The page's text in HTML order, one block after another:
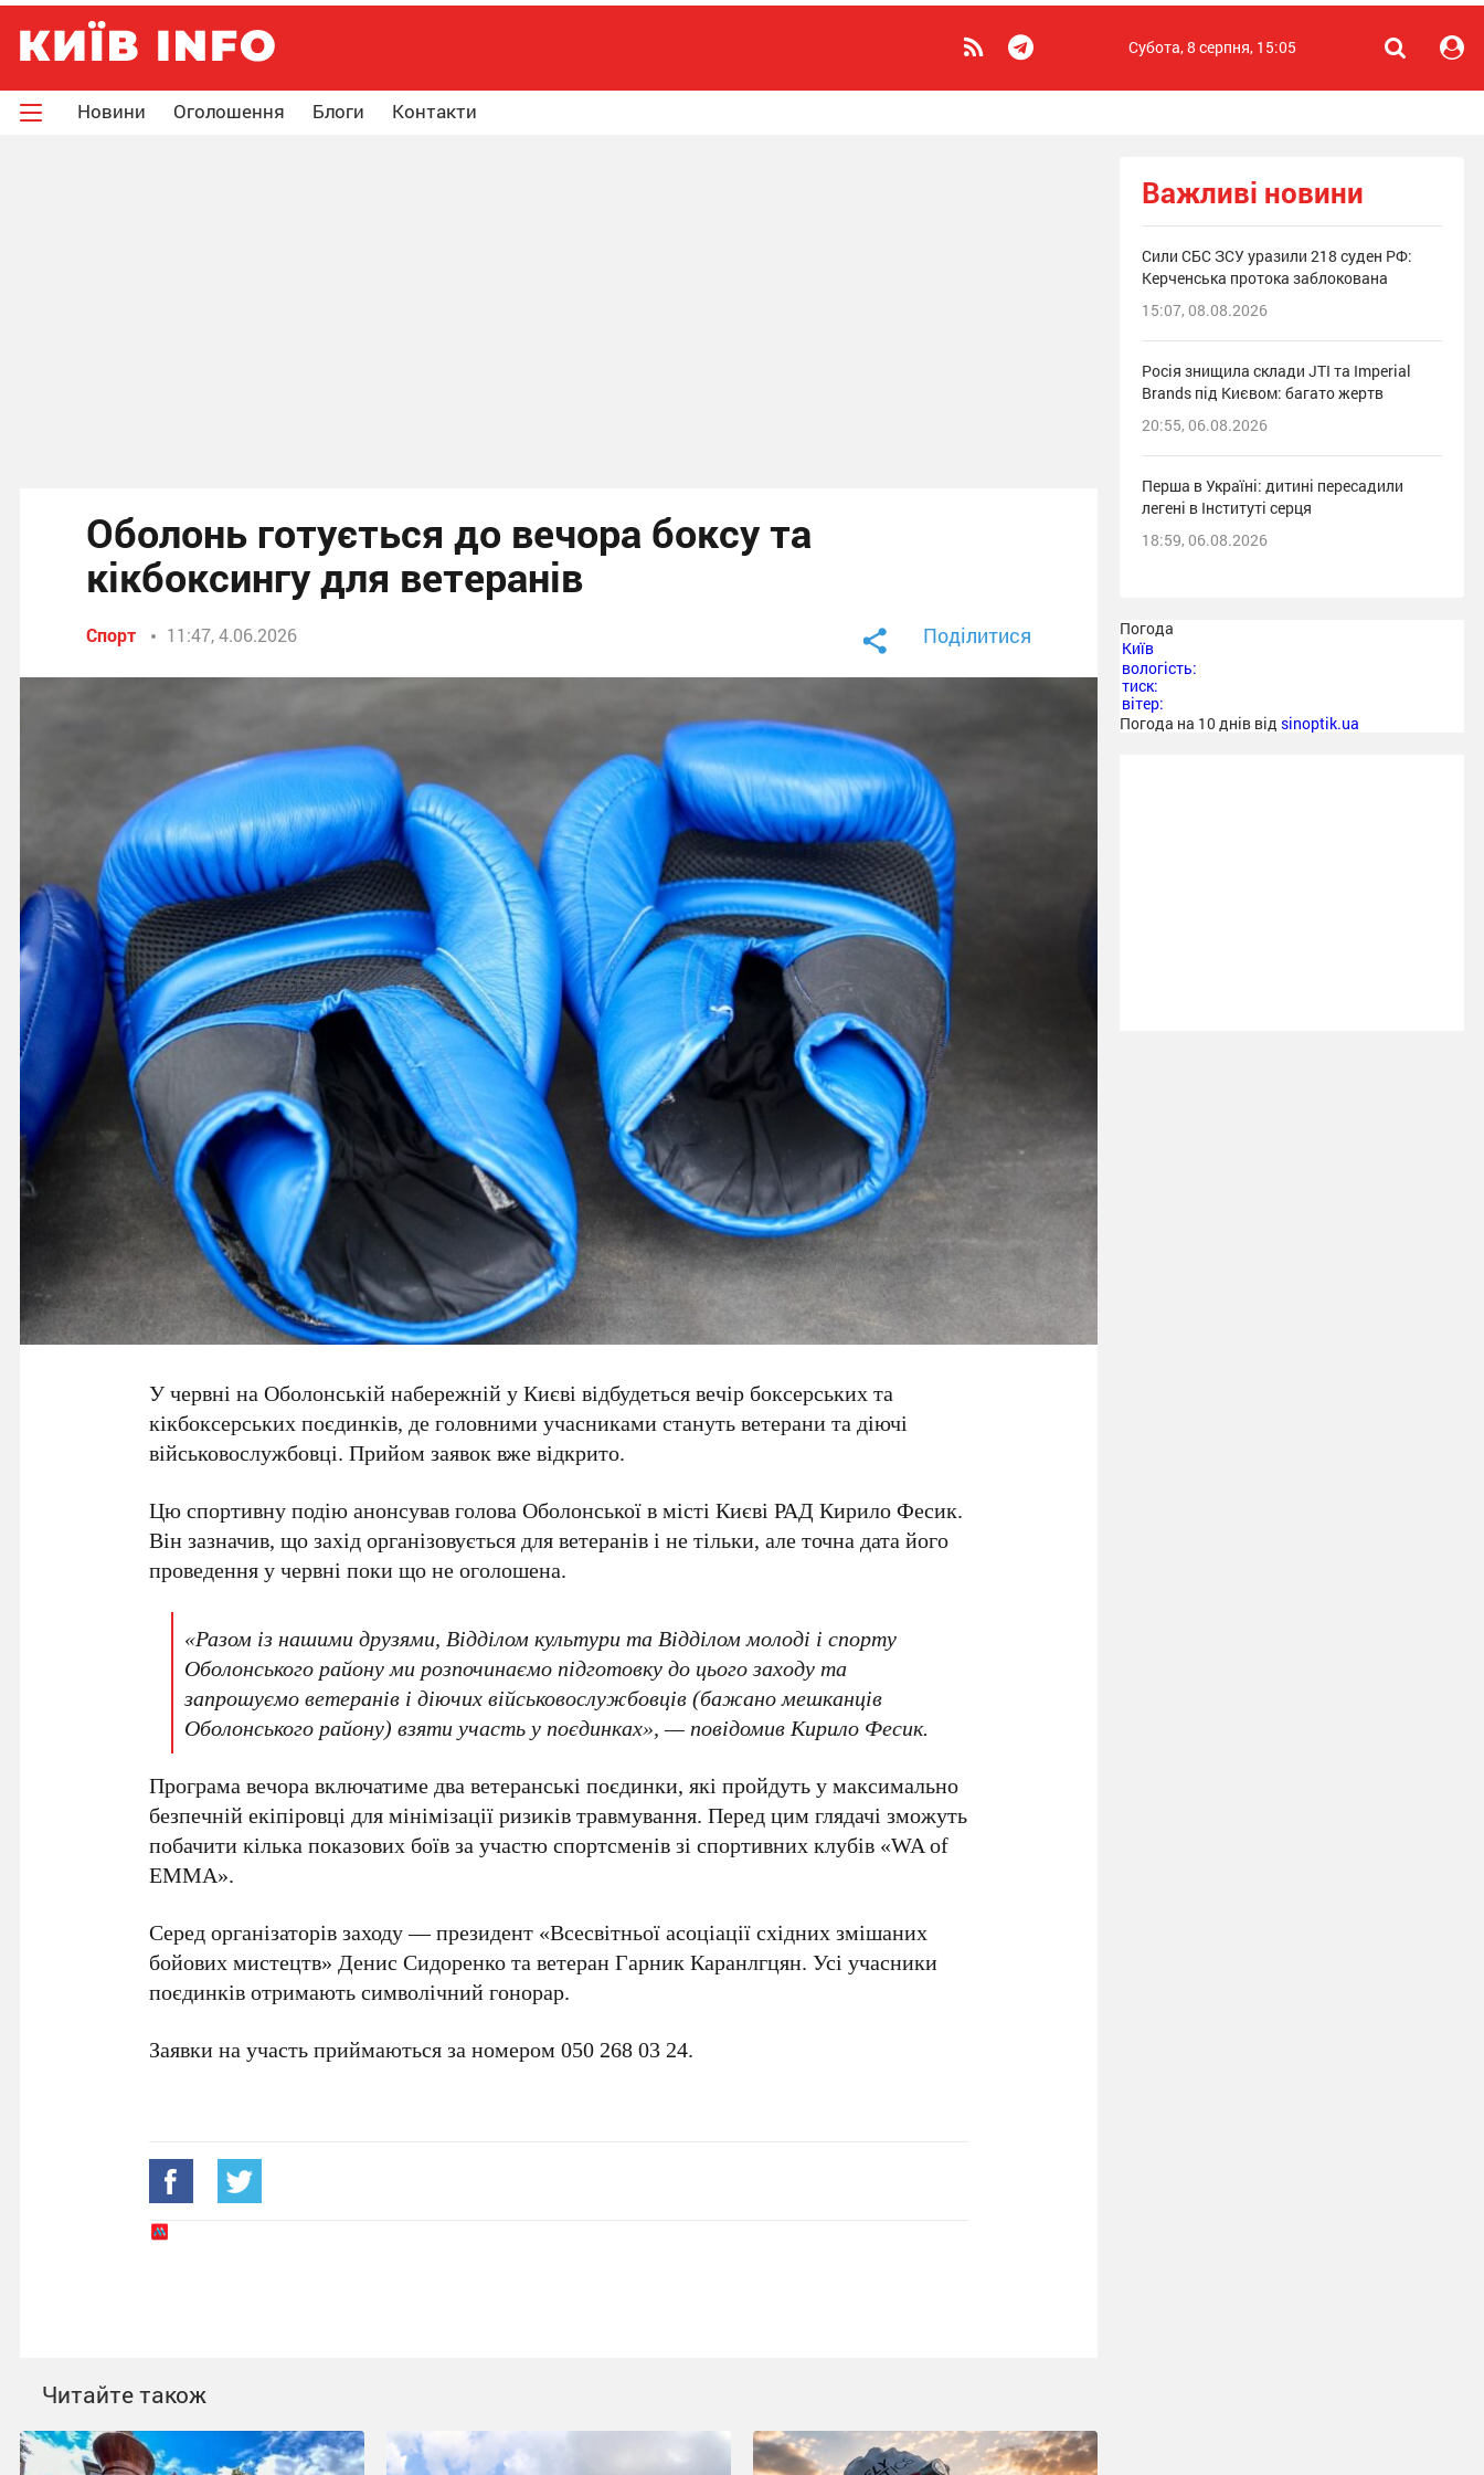
Субота, 8 серпня, 15:05
Новини Оголошення Блоги Контакти
Оболонь готується до вечора боксу та
кікбоксингу для ветеранів
Спорт 11:47, 4.06.2026 Поділитися
У червні наОболонській набережнійуКиєві відбудеться вечір боксерських та
кікбоксерських поєдинків, де головними учасниками стануть ветерани та діючі
військовослужбовці. Прийом заявок вже відкрито.
Цю спортивну подію анонсував головаОболонськоїв містіКиєві РАД Кирило Фесик.
Він зазначив, що захід організовується для ветеранів і не тільки, але точна дата його
проведення у червні поки що не оголошена.
«Разом із нашими друзями, Відділом культури та Відділом молоді і спорту
Оболонського району ми розпочинаємо підготовку до цього заходу та
запрошуємо ветеранів і діючих військовослужбовців (бажано мешканців
Оболонського району) взяти участь у поєдинках», — повідомивКирило Фесик.
Програма вечора включатиме два ветеранські поєдинки, які пройдуть у максимально
безпечній екіпіровці для мінімізації ризиків травмування. Перед цим глядачі зможуть
побачити кілька показових боїв за участю спортсменів зі спортивних клубів «WA of
EMMA».
Серед організаторів заходу — президент «Всесвітньої асоціації східних змішаних
бойових мистецтв» Денис Сидоренкота ветеранГарник Каранлгцян. Усі учасники
поєдинків отримають символічний гонорар.
Заявки на участь приймаються за номером050 268 03 24.
Читайте також
Важливі новини
Сили СБС ЗСУ уразили 218 суден РФ:
Керченська протока заблокована
15:07, 08.08.2026
Росія знищила склади JTI та Imperial
Brands під Києвом: багато жертв
20:55, 06.08.2026
Перша в Україні: дитині пересадили
легені в Інституті серця
18:59, 06.08.2026
Погода
Київ
вологість:
тиск:
вітер:
Погода на 10 днів від sinoptik.ua